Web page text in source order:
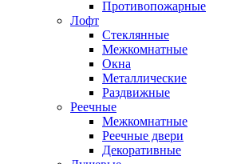
Противопожарные
Лофт
Стеклянные
Межкомнатные
Окна
Металлические
Раздвижные
Реечные
Межкомнатные
Реечные двери
Декоративные